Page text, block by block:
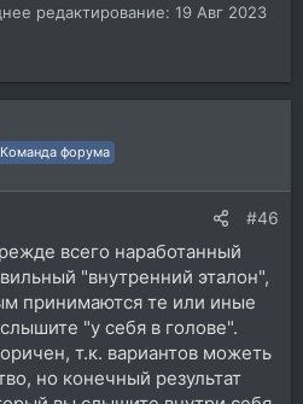
себе сделанный на заказ
как раз для
с покаянием :spiteful:
хлопцы, бес попутал!
- он написал, слушая
как послушал через
не вылезла - она
как он сам написал - "даже
и всём предыдущем, что
редактирование: 19 Авг 2023
Команда форума
#46
всего наработанный
"внутренний эталон",
принимаются те или иные
"у себя в голове".
т.к. вариантов можеть
но конечный результат